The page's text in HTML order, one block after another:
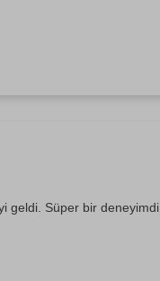
geldi. Süper bir deneyimdi.